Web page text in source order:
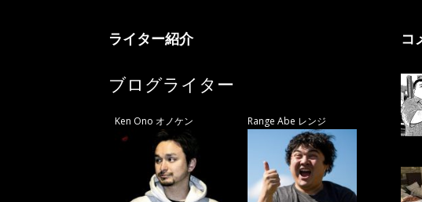
ライター紹介
ブログライター
Ken Ono オノケン Range Abe レンジ
コ